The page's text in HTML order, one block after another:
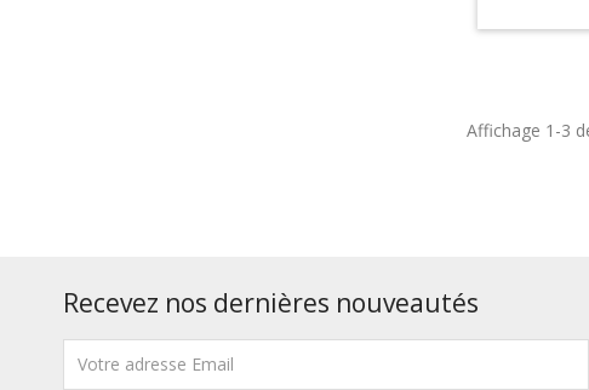
Affichage 1-3
Recevez nos dernières nouveautés